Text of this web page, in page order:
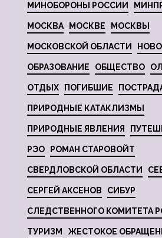
МИНОБОРОНЫ РОССИИ
МОСКВА МОСКВЕ МОСКВЫ
МОСКОВСКОЙ ОБЛАСТИ
ОБРАЗОВАНИЕ ОБЩЕСТВО
ОТДЫХ ПОГИБШИЕ
ПРИРОДНЫЕ КАТАКЛИЗМЫ
ПРИРОДНЫЕ ЯВЛЕНИЯ
РЭО РОМАН СТАРОВОЙТ
СВЕРДЛОВСКОЙ ОБЛАСТИ
СЕРГЕЙ АКСЕНОВ СИБУР
СЛЕДСТВЕННОГО КОМИТЕТА
ТУРИЗМ ЖЕСТОКОЕ